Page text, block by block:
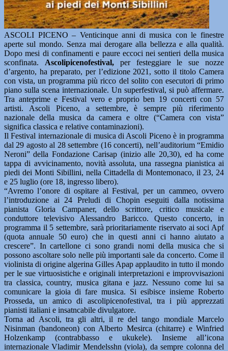
ASCOLI PICENO – Venticinque anni di musica con le finestre
aperte sul mondo. Senza mai derogare alla bellezza e alla qualità.
Dopo mesi di confinamenti e paure eccoci nei sentieri della musica
sconfinata. Ascolipicenofestival,per festeggiare le sue nozze
d’argento, ha preparato, per l’edizione 2021, sotto il titolo Camera
con vista, un programma più ricco del solito con esecutori di primo
piano sulla scena internazionale. Un superfestival, si può affermare.
Tra anteprime e Festival vero e proprio ben 19 concerti con 57
artisti. Ascoli Piceno, a settembre, è sempre più riferimento
nazionale della musica da camera e oltre (“Camera con vista”
significa classica e relative contaminazioni).
Il Festival internazionale di musica di Ascoli Piceno è in programma
dal 29 agosto al 28 settembre (16 concerti), nell’auditorium “Emidio
Neroni” della Fondazione Carisap (inizio alle 20,30), ed ha come
tappa di avvicinamento, novità assoluta, una rassegna pianistica ai
piedi dei Monti Sibillini, nella Cittadella di Montemonaco, il 23, 24
e 25 luglio (ore 18, ingresso libero).
“Avremo l’onore di ospitare al Festival, per un cammeo, ovvero
l’introduzione ai 24 Preludi di Chopin eseguiti dalla notissima
pianista Gloria Campaner, dello scrittore, critico musicale e
conduttore televisivo Alessandro Baricco. Questo concerto, in
programma il 5 settembre, sarà prioritariamente riservato ai soci Apf
(quota annuale 50 euro) che in questi anni ci hanno aiutato a
crescere”. In cartellone ci sono grandi nomi della musica che si
possono ascoltare solo nelle più importanti sale da concerto. Come il
violinista di origine algerina Gilles Apap applaudito in tutto il mondo
per le sue virtuosistiche e originali interpretazioni e improvvisazioni
tra classica, country, musica gitana e jazz. Nessuno come lui sa
comunicare la gioia di fare musica. Si esibisce insieme Roberto
Prosseda, un amico di ascolipicenofestival, tra i più apprezzati
pianisti italiani e insatncabile divulgatore.
Torna ad Ascoli, tra gli altri, il re del tango mondiale Marcelo
Nisinman (bandoneon) con Alberto Mesirca (chitarre) e Winfried
Holzenkamp (contrabbasso e ukukele). Insieme all’icona
internazionale Vladimir Mendelsshn (viola), da sempre colonna del